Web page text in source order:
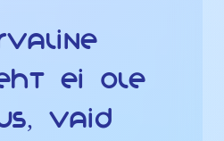
ei ole
vaid